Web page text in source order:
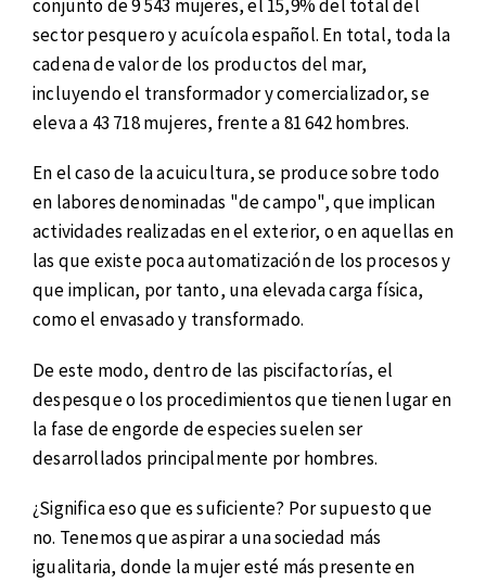
conjunto de 9 543 mujeres, el 15,9% del total del
sector pesquero y acuícola español. En total, toda la
cadena de valor de los productos del mar,
incluyendo el transformador y comercializador, se
eleva a 43 718 mujeres, frente a 81 642 hombres.
En el caso de la acuicultura, se produce sobre todo
en labores denominadas "de campo", que implican
actividades realizadas en el exterior, o en aquellas en
las que existe poca automatización de los procesos y
que implican, por tanto, una elevada carga física,
como el envasado y transformado.
De este modo, dentro de las piscifactorías, el
despesque o los procedimientos que tienen lugar en
la fase de engorde de especies suelen ser
desarrollados principalmente por hombres.
¿Significa eso que es suficiente? Por supuesto que
no. Tenemos que aspirar a una sociedad más
igualitaria, donde la mujer esté más presente en